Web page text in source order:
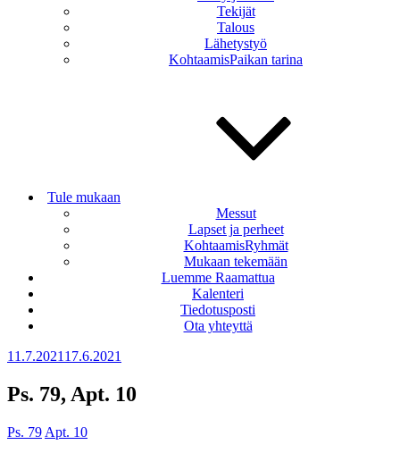
Tekijät
Talous
Lähetystyö
KohtaamisPaikan tarina
Tule mukaan
Messut
Lapset ja perheet
KohtaamisRyhmät
Mukaan tekemään
Luemme Raamattua
Kalenteri
Tiedotusposti
Ota yhteyttä
Julkaistu
11.7.2021 17.6.2021
Ps. 79, Apt. 10
Ps. 79 Apt. 10